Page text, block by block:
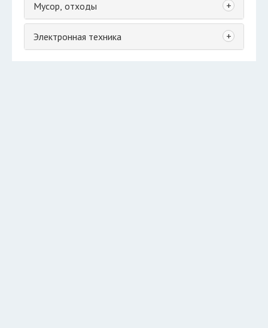
Мусор, отходы +
Электронная техника +